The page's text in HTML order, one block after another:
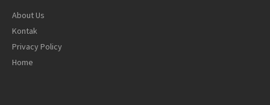
About Us
Kontak
Privacy Policy
Home